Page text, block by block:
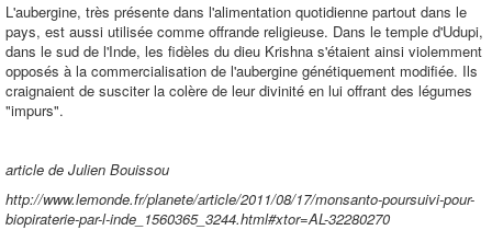
L'aubergine, très présente dans l'alimentation quotidienne partout dans le
pays, est aussi utilisée comme offrande religieuse. Dans le temple d'Udupi,
dans le sud de l'Inde, les fidèles du dieu Krishna s'étaient ainsi violemment
opposés à la commercialisation de l'aubergine génétiquement modifiée. Ils
craignaient de susciter la colère de leur divinité en lui offrant des légumes
"impurs".
article de Julien Bouissou
http://www.lemonde.fr/planete/article/2011/08/17/monsanto-poursuivi-pour-
biopiraterie-par-l-inde_1560365_3244.html#xtor=AL-32280270